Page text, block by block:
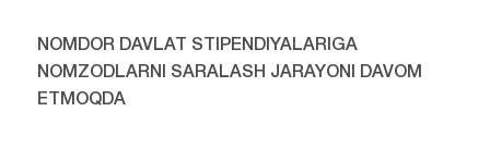
NOMDOR DAVLAT STIPENDIYALARIGA
NOMZODLARNI SARALASH JARAYONI DAVOM
ETMOQDA